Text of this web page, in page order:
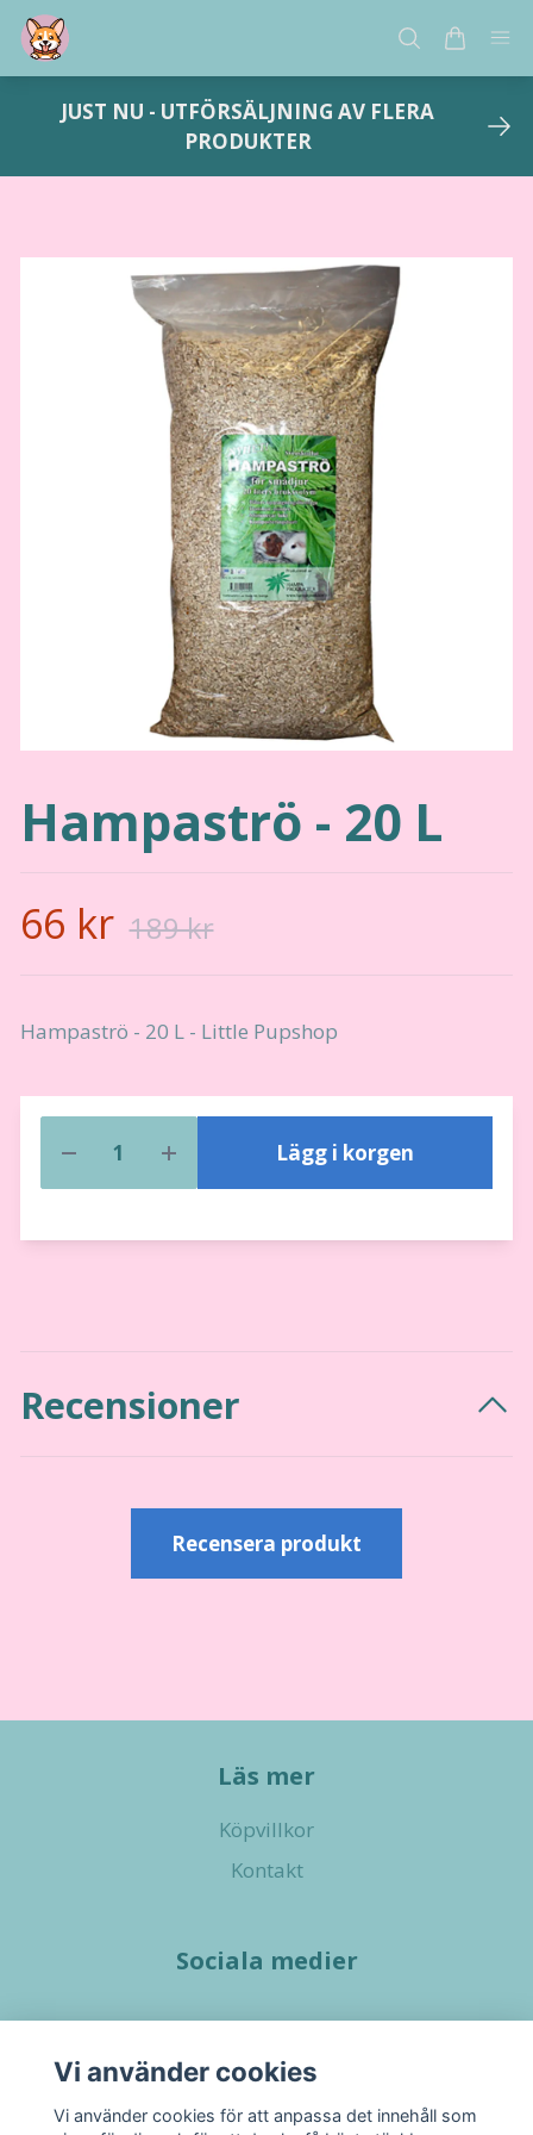
JUST NU - UTFÖRSÄLJNING AV FLERA
PRODUKTER
Hampaströ - 20 L
66 kr 189 kr
Hampaströ - 20 L - Little Pupshop
Lägg i korgen
Recensioner
Recensera produkt
Läs mer
Köpvillkor
Kontakt
Sociala medier
Vi använder cookies
Vi använder cookies för att anpassa det innehåll som